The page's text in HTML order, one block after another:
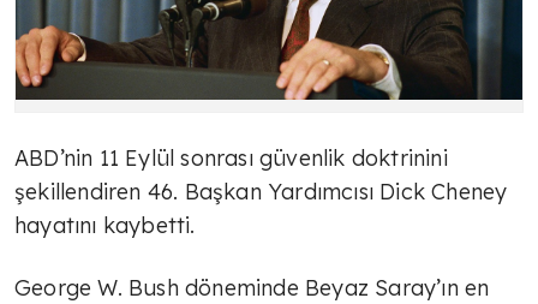
ABD’nin 11 Eylül sonrası güvenlik doktrinini
şekillendiren 46. Başkan Yardımcısı Dick Cheney
hayatını kaybetti.
George W. Bush döneminde Beyaz Saray’ın en